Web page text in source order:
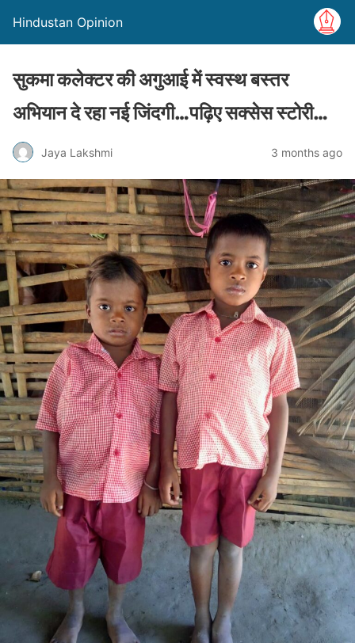
Hindustan Opinion
सुकमा कलेक्टर की अगुआई में स्वस्थ बस्तर
अभियान दे रहा नई जिंदगी…पढ़िए सक्सेस स्टोरी…
Jaya Lakshmi 3 months ago